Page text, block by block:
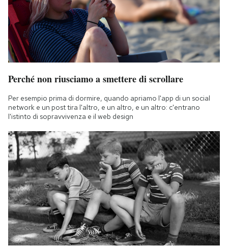
Perché non riusciamo a smettere di scrollare
Per esempio prima di dormire, quando apriamo l'app di un social
network e un post tira l'altro, e un altro, e un altro: c'entrano
l'istinto di sopravvivenza e il web design